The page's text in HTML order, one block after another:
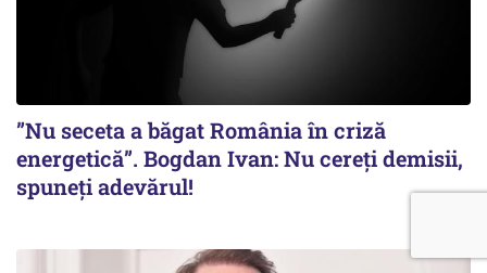
”Nu seceta a băgat România în criză
energetică”. Bogdan Ivan: Nu cereți demisii,
spuneți adevărul!